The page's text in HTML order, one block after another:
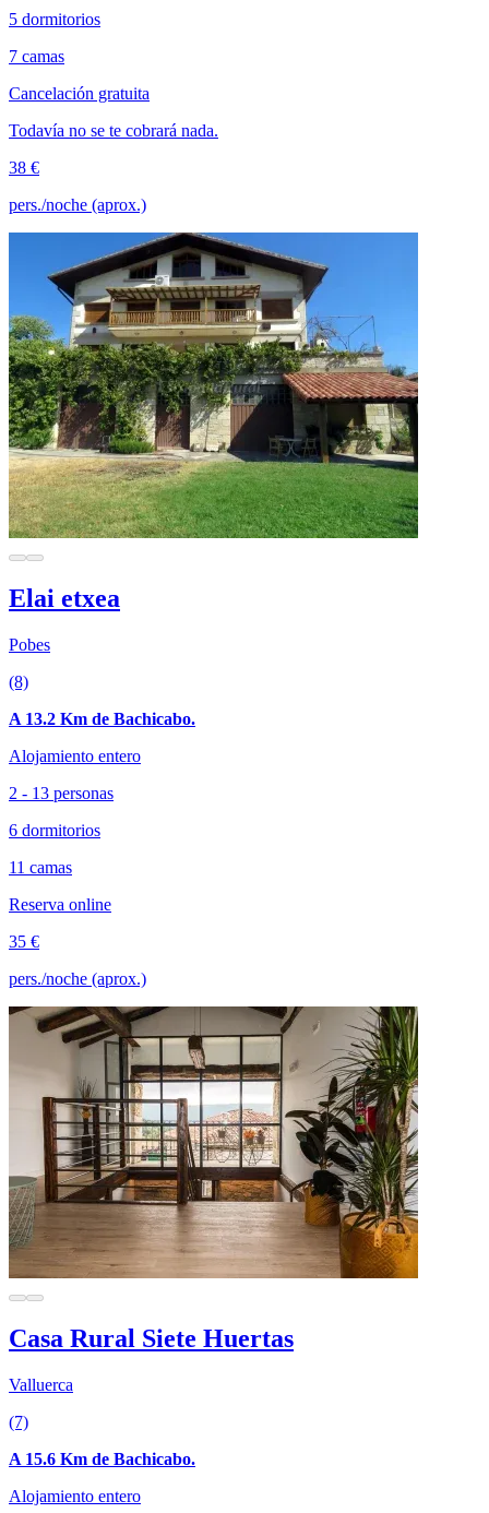
5 dormitorios
7 camas
Cancelación gratuita
Todavía no se te cobrará nada.
38 €
pers./noche (aprox.)
Elai etxea
Pobes
(8)
A 13.2 Km de Bachicabo.
Alojamiento entero
2 - 13 personas
6 dormitorios
11 camas
Reserva online
35 €
pers./noche (aprox.)
Casa Rural Siete Huertas
Valluerca
(7)
A 15.6 Km de Bachicabo.
Alojamiento entero